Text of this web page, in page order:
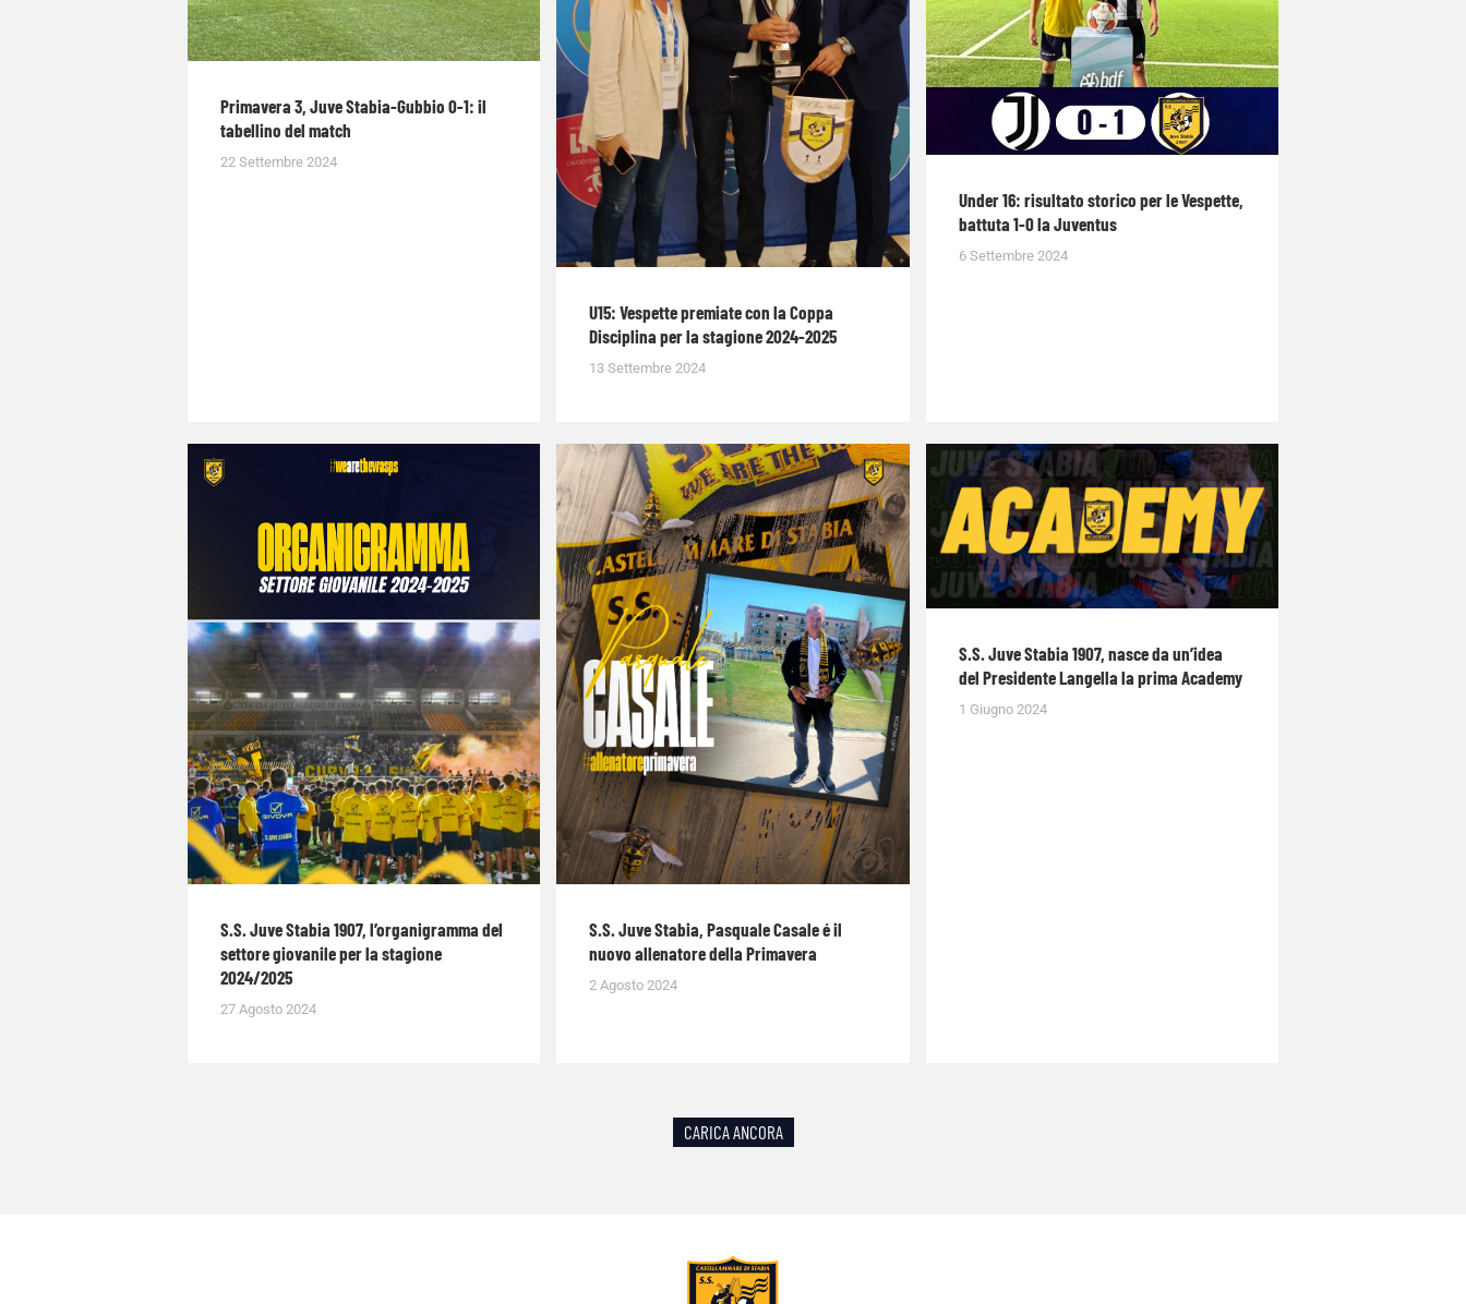
Primavera 3, Juve Stabia-Gubbio 0-1: il
tabellino del match
22 Settembre 2024
U15: Vespette premiate con la Coppa
Disciplina per la stagione 2024-2025
13 Settembre 2024
Under 16: risultato storico per le Vespette,
battuta 1-0 la Juventus
6 Settembre 2024
S.S. Juve Stabia 1907, l’organigramma del
settore giovanile per la stagione
2024/2025
27 Agosto 2024
S.S. Juve Stabia, Pasquale Casale é il
nuovo allenatore della Primavera
2 Agosto 2024
S.S. Juve Stabia 1907, nasce da un’idea
del Presidente Langella la prima Academy
1 Giugno 2024
CARICA ANCORA